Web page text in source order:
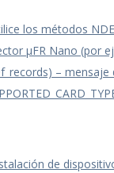
los métodos
μFR Nano (por
– mensaje
de